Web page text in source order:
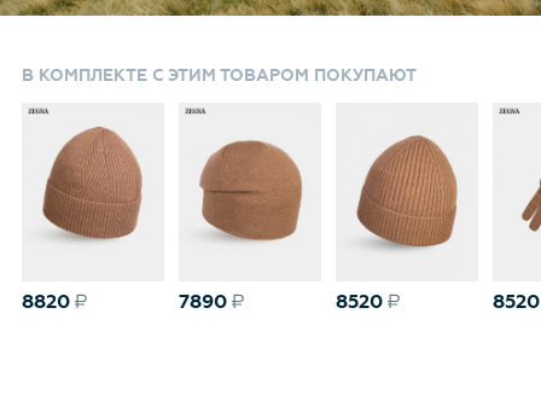
В КОМПЛЕКТЕ С ЭТИМ ТОВАРОМ ПОКУПАЮТ
8820 7890 8520 8520